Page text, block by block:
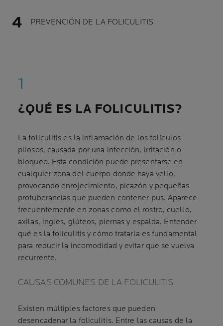
PREVENCIÓN DE LA FOLICULITIS
¿QUÉ ES LA FOLICULITIS?
La foliculitis es la inflamación de los folículos
pilosos, causada por una infección, irritación o
bloqueo. Esta condición puede presentarse en
cualquier zona del cuerpo donde haya vello,
provocando enrojecimiento, picazón y pequeñas
protuberancias que pueden contener pus. Aparece
frecuentemente en zonas como el rostro, cuello,
axilas, ingles, glúteos, piernas y espalda. Entender
qué es la foliculitis y cómo tratarla es fundamental
para reducir la incomodidad y evitar que se vuelva
recurrente.
CAUSAS COMUNES DE LA FOLICULITIS
Existen múltiples factores que pueden
desencadenar la foliculitis. Entre las causas de la